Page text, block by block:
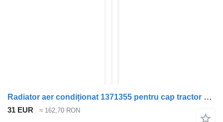
Radiator aer condiționat 1371355 pentru cap tractor DAF CF85
31 EUR ≈ 162,70 RON